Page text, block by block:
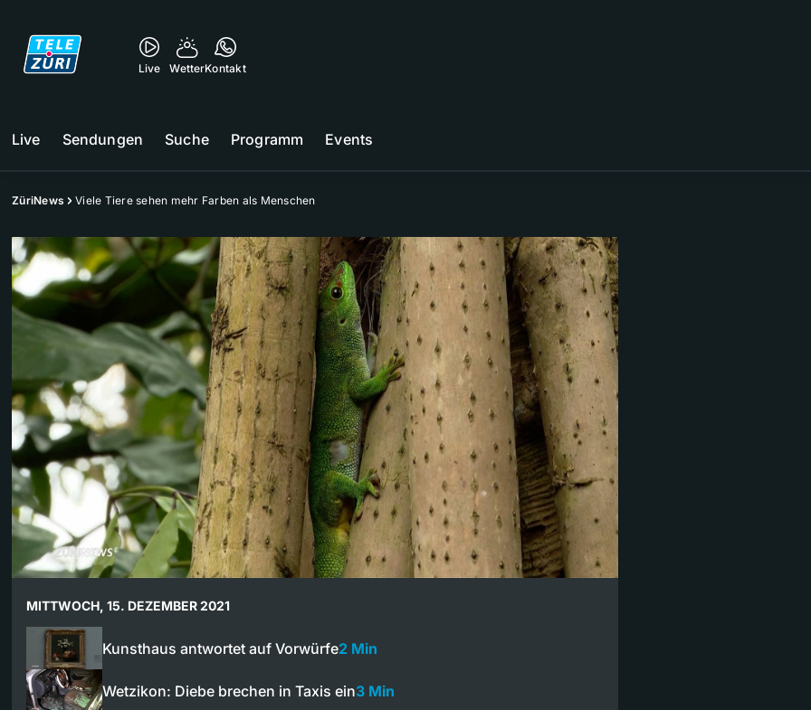
Live WetterKontakt
Live Sendungen Suche Programm Events
ZüriNews Viele Tiere sehen mehr Farben als Menschen
MITTWOCH, 15. DEZEMBER 2021
Kunsthaus antwortet auf Vorwürfe2 Min
Wetzikon: Diebe brechen in Taxis ein3 Min